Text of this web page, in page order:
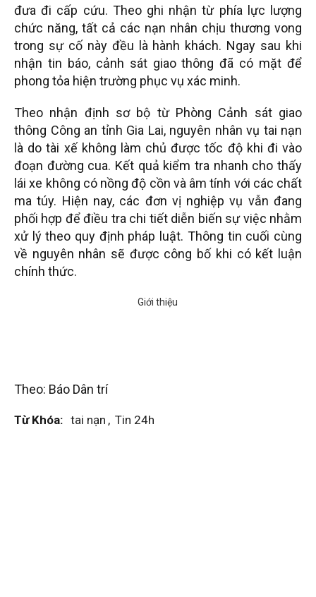
đưa đi cấp cứu. Theo ghi nhận từ phía lực lượng
chức năng, tất cả các nạn nhân chịu thương vong
trong sự cố này đều là hành khách. Ngay sau khi
nhận tin báo, cảnh sát giao thông đã có mặt để
phong tỏa hiện trường phục vụ xác minh.
Theo nhận định sơ bộ từ Phòng Cảnh sát giao
thông Công an tỉnh Gia Lai, nguyên nhân vụ tai nạn
là do tài xế không làm chủ được tốc độ khi đi vào
đoạn đường cua. Kết quả kiểm tra nhanh cho thấy
lái xe không có nồng độ cồn và âm tính với các chất
ma túy. Hiện nay, các đơn vị nghiệp vụ vẫn đang
phối hợp để điều tra chi tiết diễn biến sự việc nhằm
xử lý theo quy định pháp luật. Thông tin cuối cùng
về nguyên nhân sẽ được công bố khi có kết luận
chính thức.
Theo: Báo Dân trí
Từ Khóa: tai nạn , Tin 24h